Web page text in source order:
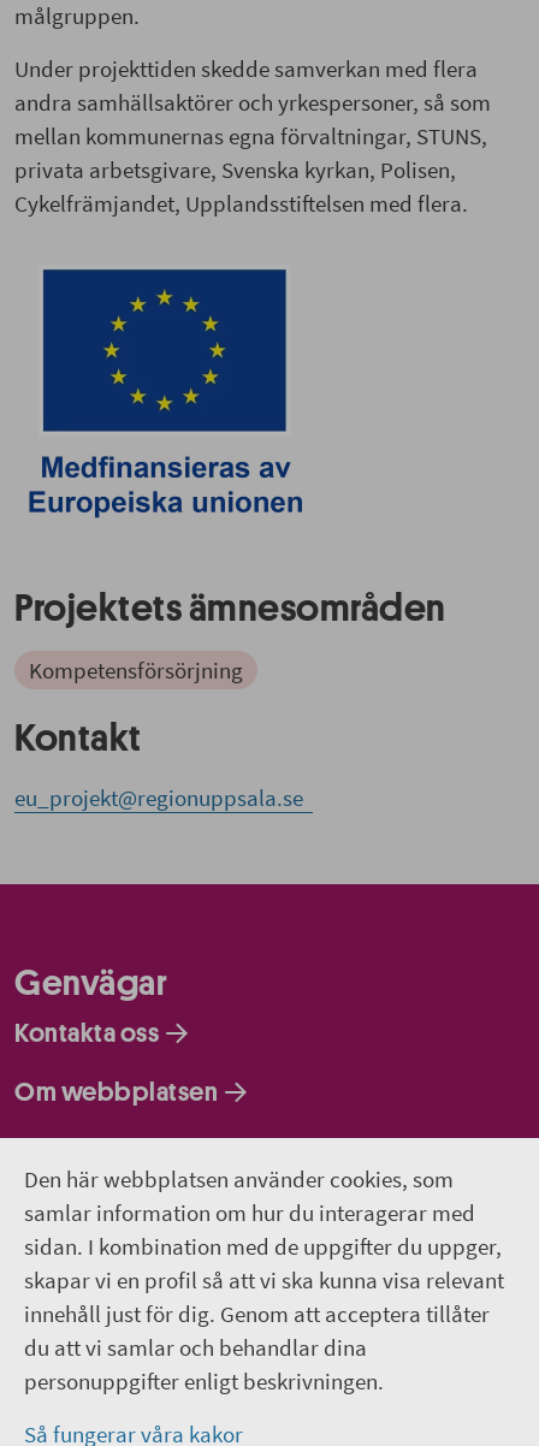
Den här webbplatsen använder cookies, som
samlar information om hur du interagerar med
sidan. I kombination med de uppgifter du uppger,
skapar vi en profil så att vi ska kunna visa relevant
innehåll just för dig. Genom att acceptera tillåter
du att vi samlar och behandlar dina
personuppgifter enligt beskrivningen.
Så fungerar våra kakor
målgruppen.
Under projekttiden skedde samverkan med flera
andra samhällsaktörer och yrkespersoner, så som
mellan kommunernas egna förvaltningar, STUNS,
privata arbetsgivare, Svenska kyrkan, Polisen,
Cykelfrämjandet, Upplandsstiftelsen med flera.
Projektets ämnesområden
Kompetensförsörjning
Kontakt
eu_projekt@regionuppsala.se
Genvägar
Kontakta oss
Om webbplatsen
Följ oss
Lediga jobb
Pressrum
Facebook